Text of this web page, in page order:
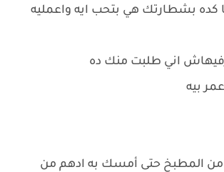
كده بشطارتك هي بتحب ايه واعمليه
اني طلبت منك ده
بيه
من المطبخ حتى أمسك به ادهم من